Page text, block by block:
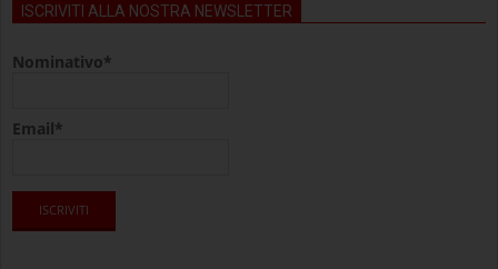
ISCRIVITI ALLA NOSTRA NEWSLETTER
Nominativo*
Email*